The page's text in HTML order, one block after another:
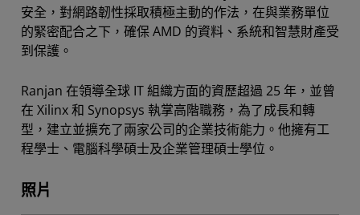
安全，對網路韌性採取積極主動的作法，在與業務單位
的緊密配合之下，確保 AMD 的資料、系統和智慧財產受
到保護。
Ranjan 在領導全球 IT 組織方面的資歷超過 25 年，並曾
在 Xilinx 和 Synopsys 執掌高階職務，為了成長和轉
型，建立並擴充了兩家公司的企業技術能力。他擁有工
程學士、電腦科學碩士及企業管理碩士學位。
照片